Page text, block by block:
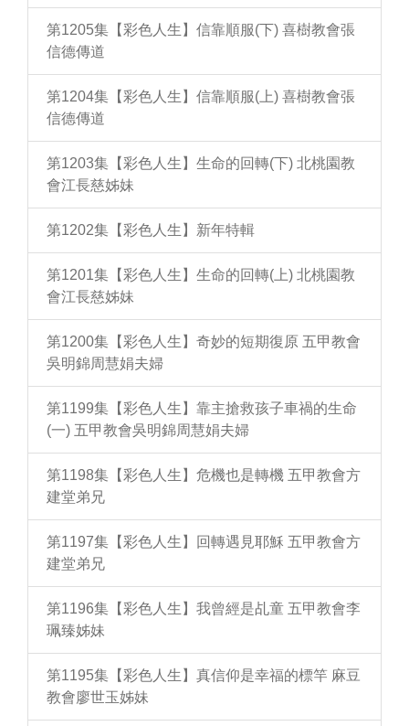
第1205集【彩色人生】信靠順服(下) 喜樹教會張
信德傳道
第1204集【彩色人生】信靠順服(上) 喜樹教會張
信德傳道
第1203集【彩色人生】生命的回轉(下) 北桃園教
會江長慈姊妹
第1202集【彩色人生】新年特輯
第1201集【彩色人生】生命的回轉(上) 北桃園教
會江長慈姊妹
第1200集【彩色人生】奇妙的短期復原 五甲教會
吳明錦周慧娟夫婦
第1199集【彩色人生】靠主搶救孩子車禍的生命
(一) 五甲教會吳明錦周慧娟夫婦
第1198集【彩色人生】危機也是轉機 五甲教會方
建堂弟兄
第1197集【彩色人生】回轉遇見耶穌 五甲教會方
建堂弟兄
第1196集【彩色人生】我曾經是乩童 五甲教會李
珮臻姊妹
第1195集【彩色人生】真信仰是幸福的標竿 麻豆
教會廖世玉姊妹